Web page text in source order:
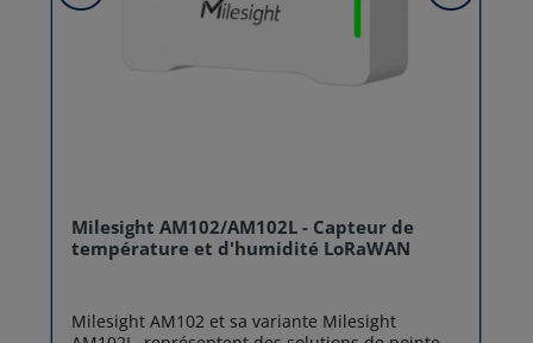
Milesight AM102/AM102L - Capteur de
température et d'humidité LoRaWAN
Milesight AM102 et sa variante Milesight